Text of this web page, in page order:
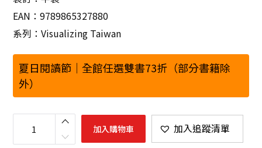
EAN：9789865327880
系列：Visualizing Taiwan
夏日閱讀節｜全館任選雙書73折（部分書籍除
外）
看
的
加入購物車 加入追蹤清單